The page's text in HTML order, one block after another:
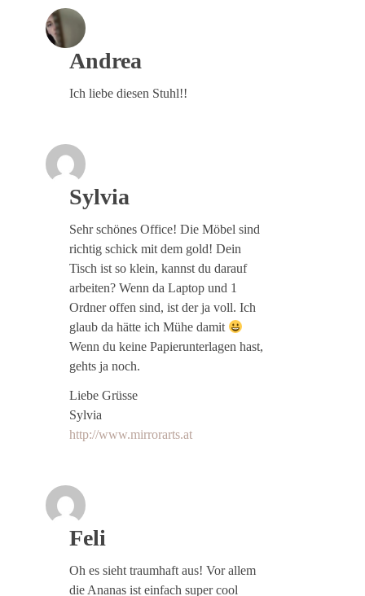
Andrea
Ich liebe diesen Stuhl!!
Sylvia
Sehr schönes Office! Die Möbel sind
richtig schick mit dem gold! Dein
Tisch ist so klein, kannst du darauf
arbeiten? Wenn da Laptop und 1
Ordner offen sind, ist der ja voll. Ich
glaub da hätte ich Mühe damit
Wenn du keine Papierunterlagen hast,
gehts ja noch.
Liebe Grüsse
Sylvia
http://www.mirrorarts.at
Feli
Oh es sieht traumhaft aus! Vor allem
die Ananas ist einfach super cool